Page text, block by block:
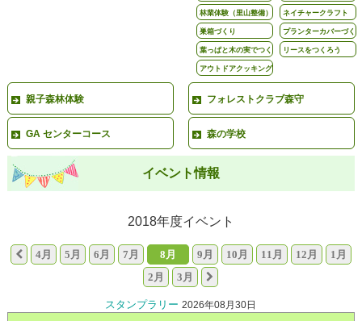
林業体験（里山整備） ネイチャークラフト
巣箱づくり
プランターカバーづく
り
葉っぱと木の実でつく
ろう
リースをつくろう
アウトドアクッキング
親子森林体験 フォレストクラブ森守
GA センターコース 森の学校
イベント情報
2018年度イベント
4月 5月 6月 7月 8月 9月 10月 11月 12月 1月
2月 3月
スタンプラリー 2026年08月30日